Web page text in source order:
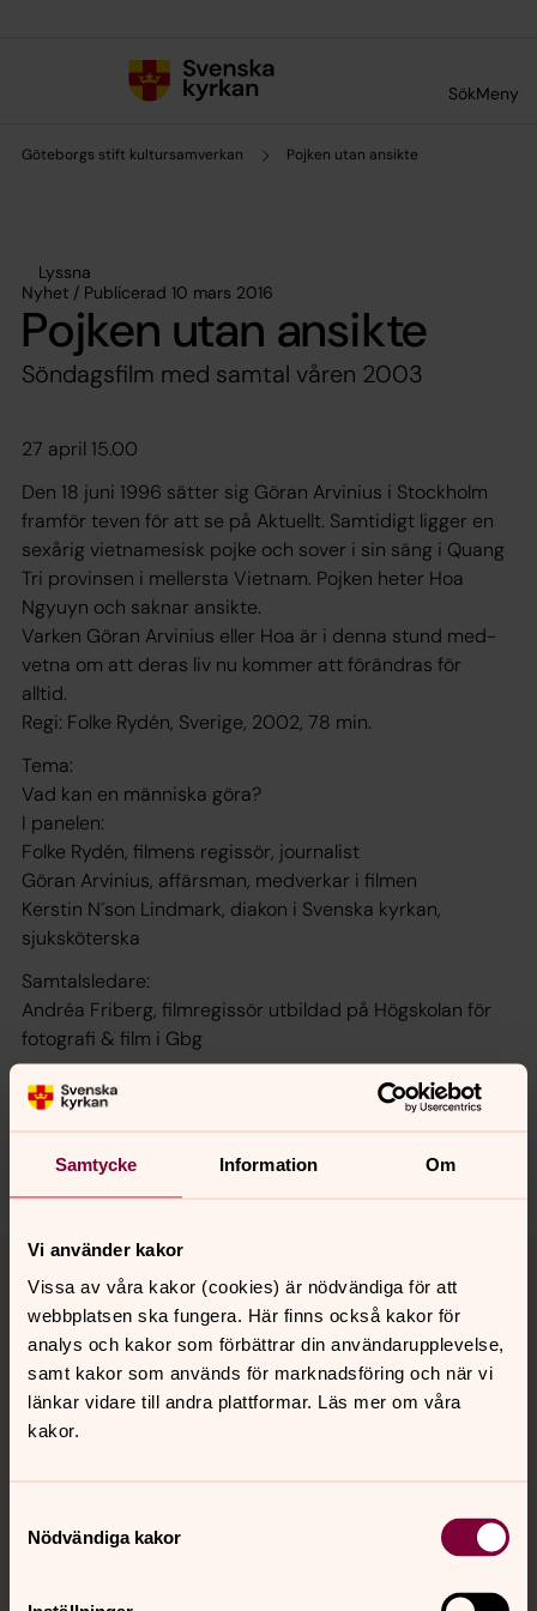
Samtycke Information Om
Vi använder kakor
Vissa av våra kakor (cookies) är nödvändiga för att
webbplatsen ska fungera. Här finns också kakor för
analys och kakor som förbättrar din användarupplevelse,
samt kakor som används för marknadsföring och när vi
länkar vidare till andra plattformar. Läs mer om våra
kakor.
Nödvändiga kakor
SökMeny
Göteborgs stift kultursamverkan Pojken utan ansikte
Lyssna
Nyhet / Publicerad 10 mars 2016
Pojken utan ansikte
Söndagsfilm med samtal våren 2003
27 april 15.00
Den 18 juni 1996 sätter sig Göran Arvinius i Stockholm
framför teven för att se på Aktuellt. Samtidigt ligger en
sexårig vietnamesisk pojke och sover i sin säng i Quang
Tri provinsen i mellersta Vietnam. Pojken heter Hoa
Ngyuyn och saknar ansikte.
Varken Göran Arvinius eller Hoa är i denna stund med-
vetna om att deras liv nu kommer att förändras för
alltid.
Regi: Folke Rydén, Sverige, 2002, 78 min.
Tema:
Vad kan en människa göra?
I panelen:
Folke Rydén, filmens regissör, journalist
Göran Arvinius, affärsman, medverkar i filmen
Kerstin N´son Lindmark, diakon i Svenska kyrkan,
sjuksköterska
Samtalsledare:
Andréa Friberg, filmregissör utbildad på Högskolan för
fotografi & film i Gbg
Dela
Tillbaka till toppen
Tillbaka till innehållet
Kontakt
Hitta snabbt